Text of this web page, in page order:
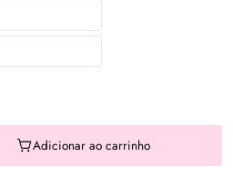
Adicionar ao carrinho